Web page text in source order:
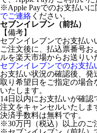
※Apple Payでのお支払い
でご連絡 ください。
セブンイレブン（前払）
【備考】
セブンイレブンでお支払い
ご注文後に、払込票番号
ルを楽天市場からお送りい
セブンイレブンでのお支払
お支払い状況の確認後、
取り希望日をご指定の場合
いたします。
14日以内にお支払いが確
注文をキャンセルいたしま
決済手数料は無料です。
※30万円（税込）以上のご